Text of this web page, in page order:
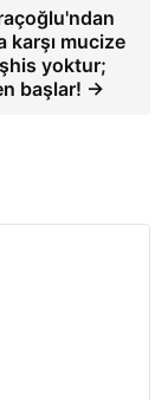
karşı mucize
yoktur;
başlar! →